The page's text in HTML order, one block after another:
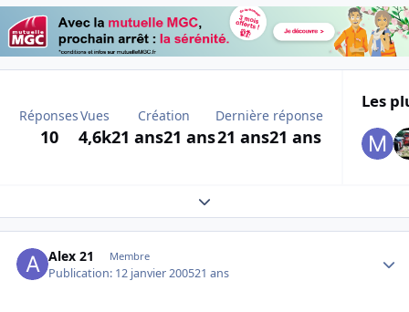
Réponses
10
Vues
4,6k
Création
21 ans21 ans
Dernière réponse
21 ans21 ans
Les
Expand topic overview
Alex 21 Membre
Publication: 12 janvier 200521 ans